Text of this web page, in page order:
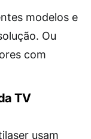
modelos e
Ou
com
TV
usam